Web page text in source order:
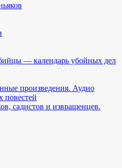
— календарь убойных дел
произведения. Аудио
повестей
садистов и извращенцев.